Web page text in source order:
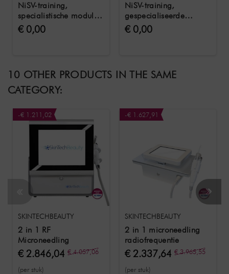
NiSV-training,
specialistische module
1 De huid en haar
aanhangsels
€ 0,00
NiSV-training,
gespecialiseerde
kennismodule 3 EMV in
cosmetica
€ 0,00
10 OTHER PRODUCTS IN THE SAME
CATEGORY:
-€ 1.211,02
SKINTECHBEAUTY
2 in 1 RF
Microneedling
€ 2.846,04 € 4.057,06
(per stuk)
-€ 1.627,91
SKINTECHBEAUTY
2 in 1 microneedling
radiofrequentie
€ 2.337,64 € 3.965,55
(per stuk)